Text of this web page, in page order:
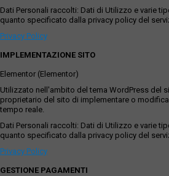
Dati Personali raccolti: Dati di Utilizzo e varie
quanto specificato dalla privacy policy del
Privacy Policy
IMPLEMENTAZIONE SITO
Elementor (Elementor)
Utilizzato nell'ambito del tema WordPress del
proprietario del sito di implementare o
tempo reale.
Dati Personali raccolti: Dati di Utilizzo e varie
quanto specificato dalla privacy policy del
Privacy Policy
GESTIONE PAGAMENTI